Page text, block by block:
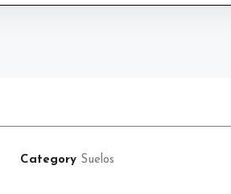
Category Suelos